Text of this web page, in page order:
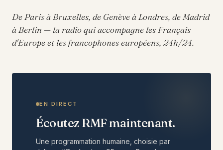
De Paris à Bruxelles, de Genève à Londres, de Madrid
à Berlin — la radio qui accompagne les Français
d'Europe et les francophones européens, 24h/24.
EN DIRECT
Écoutez RMF maintenant.
Une programmation humaine, choisie par